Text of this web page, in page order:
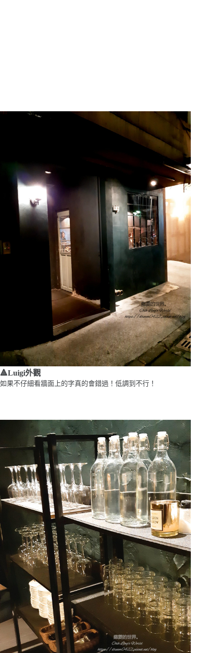
🔺Luigi外觀
如果不仔細看牆面上的字真的會錯過！低調到不行！